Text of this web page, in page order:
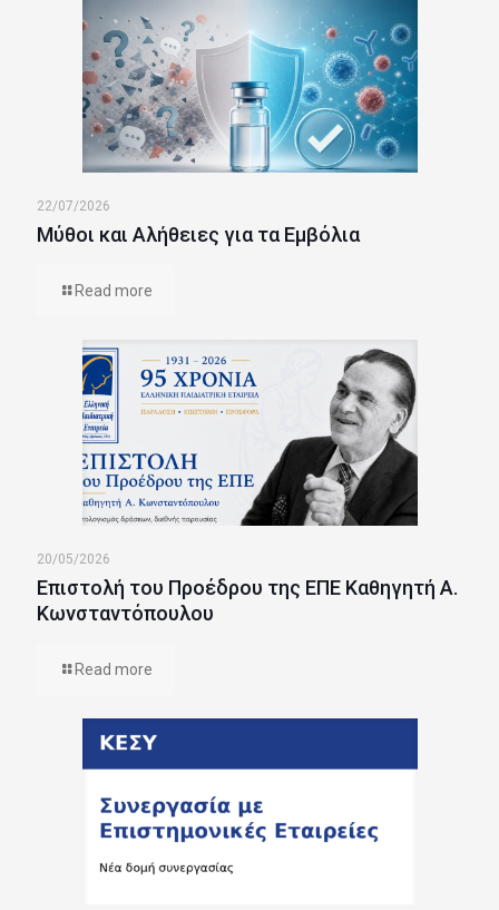
22/07/2026
Μύθοι και Αλήθειες για τα Εμβόλια
Read more
20/05/2026
Επιστολή του Προέδρου της ΕΠΕ Καθηγητή Α.
Κωνσταντόπουλου
Read more